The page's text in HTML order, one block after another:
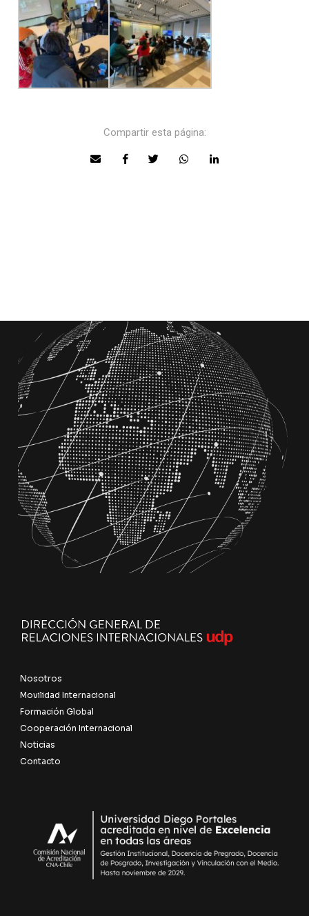
Compartir esta página:
Nosotros
Movilidad Internacional
Formación Global
Cooperación Internacional
Noticias
Contacto